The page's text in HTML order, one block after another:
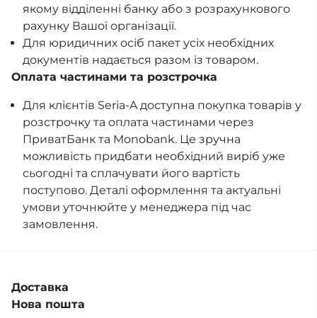
якому відділенні банку або з розрахункового
рахунку Вашої організації.
Для юридичних осіб пакет усіх необхідних
документів надається разом із товаром.
Оплата частинами та розстрочка
Для клієнтів Seria-A доступна покупка товарів у
розстрочку та оплата частинами через
ПриватБанк та Monobank. Це зручна
можливість придбати необхідний виріб уже
сьогодні та сплачувати його вартість
поступово. Деталі оформлення та актуальні
умови уточнюйте у менеджера під час
замовлення.
Доставка
Нова пошта